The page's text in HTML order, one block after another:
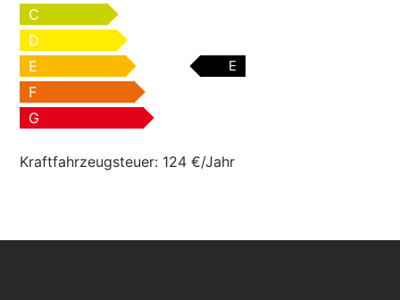
C
D
E
E
F
G
Kraftfahrzeugsteuer: 124 €/Jahr